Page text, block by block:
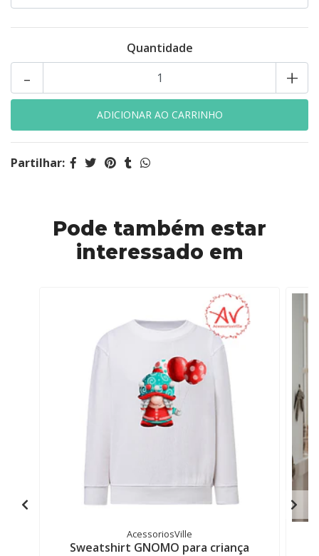
Quantidade
+
-
Partilhar:
Pode também estar
interessado em
AcessoriosVille
Sweatshirt GNOMO para criança